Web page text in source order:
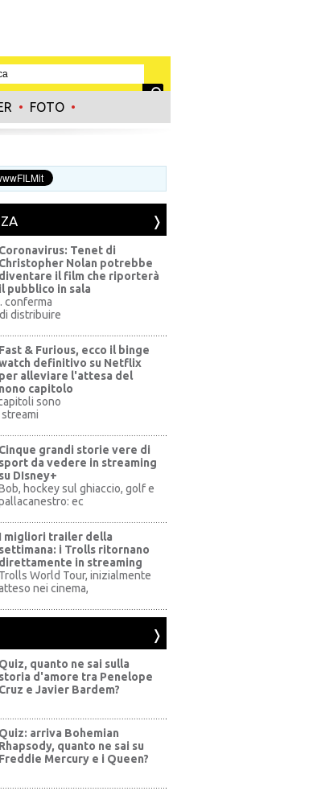
• FOTO •
Coronavirus: Tenet di
Christopher Nolan potrebbe
diventare il film che riporterà
il pubblico in sala
conferma
distribuire
Fast & Furious, ecco il binge
definitivo su Netflix
per alleviare l'attesa del
nono capitolo
sono
Cinque grandi storie vere di
sport da vedere in streaming
su DIsney+
hockey sul ghiaccio, golf e
ec
I migliori trailer della
settimana: i Trolls ritornano
direttamente in streaming
Trolls World Tour, inizialmente
nei cinema,
Quiz, quanto ne sai sulla
storia d'amore tra Penelope
Cruz e Javier Bardem?
Quiz: arriva Bohemian
Rhapsody, quanto ne sai su
Freddie Mercury e i Queen?